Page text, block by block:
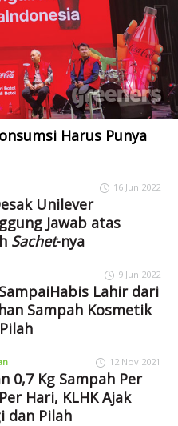
Harus Punya
16 Jun 2022
Unilever
Jawab atas
Sachet-nya
9 Jun 2022
Lahir dari
Sampah Kosmetik
12 Nov 2021
0,7 Kg Sampah Per
Hari, KLHK Ajak
dan Pilah